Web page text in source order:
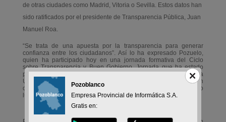
de otras ciudades como Madrid, Vitoria o Sevilla. Estos datos han
sido ratificados por el presidente de Transparencia Pública, Juan
Manuel Roa.
“Se trata de una apuesta por la transparencia para generar
confianza entre los ciudadanos”. Así lo ha expresado Pozuelo,
quien ha participado hoy en una jornada formativa del Ciclo
sobre Transparencia y Buen Gobierno. Jornada que ha estado
promovida por el Ayuntamiento de Pozoblanco y por la
Universidad de Córdoba (UCO) y coordinada por la Asociación
de Transparencia Pública de la y la UCO. El encuentro ha tenido
lugar en el Salón Mudéjar del Rectorado.
Pozoblanco
Empresa Provincial de Informática S.A.
Gratis en: